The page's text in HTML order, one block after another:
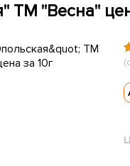
ТМ "Весна"